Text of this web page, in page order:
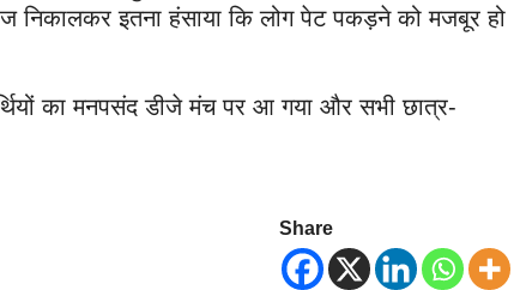
इतना हंसाया कि लोग पेट पकड़ने को मजबूर हो
का मनपसंद डीजे मंच पर आ गया और सभी छात्र-
Share